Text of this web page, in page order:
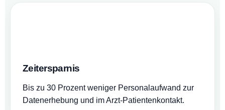
Zeitersparnis
Bis zu 30 Prozent weniger Personalaufwand zur
Datenerhebung und im Arzt-Patientenkontakt.